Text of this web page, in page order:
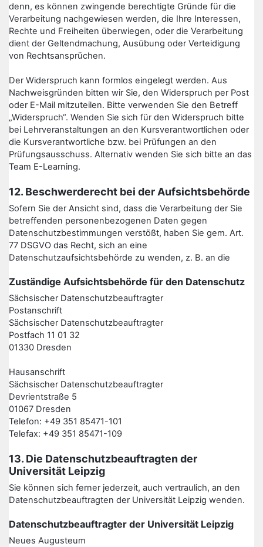
denn, es können zwingende berechtigte Gründe für die
Verarbeitung nachgewiesen werden, die Ihre Interessen,
Rechte und Freiheiten überwiegen, oder die Verarbeitung
dient der Geltendmachung, Ausübung oder Verteidigung
von Rechtsansprüchen.
Der Widerspruch kann formlos eingelegt werden. Aus
Nachweisgründen bitten wir Sie, den Widerspruch per Post
oder E-Mail mitzuteilen. Bitte verwenden Sie den Betreff
„Widerspruch“. Wenden Sie sich für den Widerspruch bitte
bei Lehrveranstaltungen an den Kursverantwortlichen oder
die Kursverantwortliche bzw. bei Prüfungen an den
Prüfungsausschuss. Alternativ wenden Sie sich bitte an das
Team E-Learning.
12. Beschwerderecht bei der Aufsichtsbehörde
Sofern Sie der Ansicht sind, dass die Verarbeitung der Sie
betreffenden personenbezogenen Daten gegen
Datenschutzbestimmungen verstößt, haben Sie gem. Art.
77 DSGVO das Recht, sich an eine
Datenschutzaufsichtsbehörde zu wenden, z. B. an die
Zuständige Aufsichtsbehörde für den Datenschutz
Sächsischer Datenschutzbeauftragter
Postanschrift
Sächsischer Datenschutzbeauftragter
Postfach 11 01 32
01330 Dresden
Hausanschrift
Sächsischer Datenschutzbeauftragter
Devrientstraße 5
01067 Dresden
Telefon: +49 351 85471-101
Telefax: +49 351 85471-109
13. Die Datenschutzbeauftragten der
Universität Leipzig
Sie können sich ferner jederzeit, auch vertraulich, an den
Datenschutzbeauftragten der Universität Leipzig wenden.
Datenschutzbeauftragter der Universität Leipzig
Neues Augusteum